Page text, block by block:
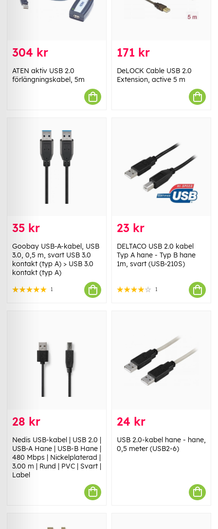
304 kr
ATEN aktiv USB 2.0
förlängningskabel, 5m
171 kr
DeLOCK Cable USB 2.0
Extension, active 5 m
35 kr
Goobay USB-A-kabel, USB
3.0, 0,5 m, svart USB 3.0
kontakt (typ A) > USB 3.0
kontakt (typ A)
1
23 kr
DELTACO USB 2.0 kabel
Typ A hane - Typ B hane
1m, svart (USB-210S)
1
28 kr
Nedis USB-kabel | USB 2.0 |
USB-A Hane | USB-B Hane |
480 Mbps | Nickelplaterad |
3.00 m | Rund | PVC | Svart |
Label
24 kr
USB 2.0-kabel hane - hane,
0,5 meter (USB2-6)